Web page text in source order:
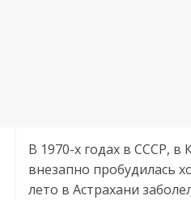
В 1970-х годах в СССР, в
внезапно пробудилась
лето в Астрахани